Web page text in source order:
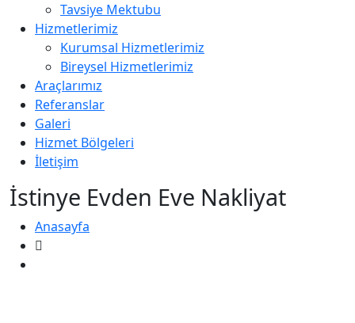
Tavsiye Mektubu
Hizmetlerimiz
Kurumsal Hizmetlerimiz
Bireysel Hizmetlerimiz
Araçlarımız
Referanslar
Galeri
Hizmet Bölgeleri
İletişim
İstinye Evden Eve Nakliyat
Anasayfa